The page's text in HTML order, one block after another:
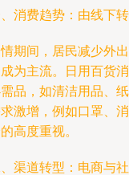
消费趋势：由线下
期间，居民减少外
为主流。日用百货
品，如清洁用品、
激增，例如口罩、
高度重视。
渠道转型：电商与